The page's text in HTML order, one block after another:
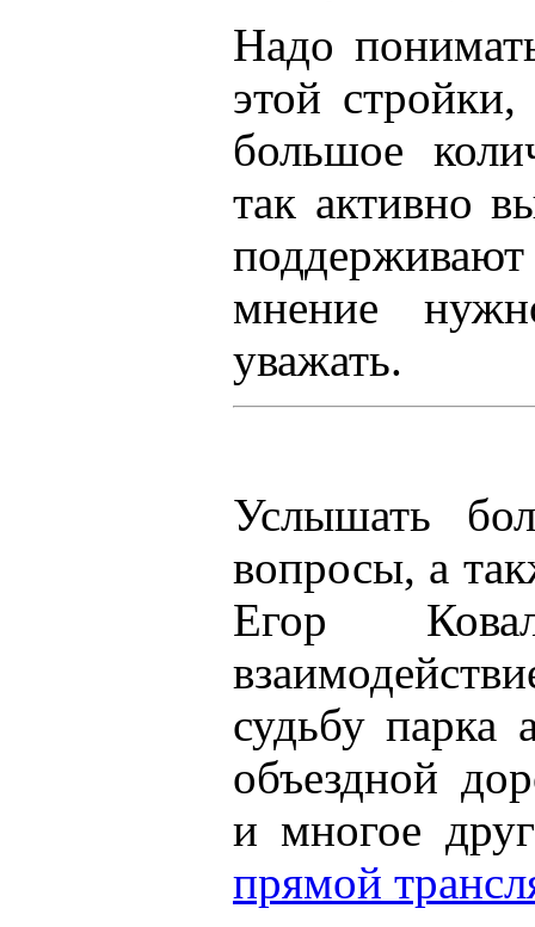
Надо
этой
большое
так активно
мнение
уважать.
Услышать
вопросы, а
Егор
судьбу парка
объездной
и многое
прямой